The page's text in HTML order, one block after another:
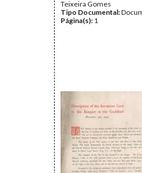
Teixeira Gomes
Tipo Documental:
Página(s): 1